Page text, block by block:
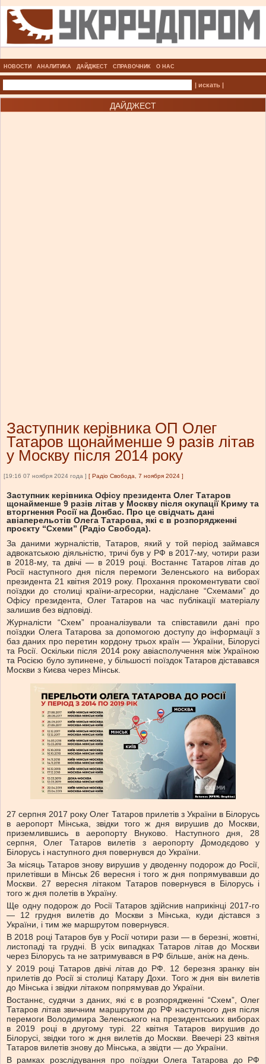
НОВОСТИ АНАЛИТИКА ДАЙДЖЕСТ СПРАВОЧНИК О НАС
| искать |
ДАЙДЖЕСТ
Заступник керівника ОП Олег
Татаров щонайменше 9 разів літав
у Москву після 2014 року
[19:16 07 ноября 2024 года ] [ Радіо Свобода, 7 ноября 2024 ]
Заступник керівника Офісу президента Олег Татаров
щонайменше 9 разів літав у Москву після окупації Криму та
вторгнення Росії на Донбас. Про це свідчать дані
авіаперельотів Олега Татарова, які є в розпорядженні
проєкту “Схеми” (Радіо Свобода).
За даними журналістів, Татаров, який у той період займався
адвокатською діяльністю, тричі був у РФ в 2017-му, чотири рази
в 2018-му, та двічі — в 2019 році. Востаннє Татаров літав до
Росії наступного дня після перемоги Зеленського на виборах
президента 21 квітня 2019 року. Прохання прокоментувати свої
поїздки до столиці країни-агресорки, надіслане “Схемами” до
Офісу президента, Олег Татаров на час публікації матеріалу
залишив без відповіді.
Журналісти “Схем” проаналізували та співставили дані про
поїздки Олега Татарова за допомогою доступу до інформації з
баз даних про перетин кордону трьох країн — України, Білорусі
та Росії. Оскільки після 2014 року авіасполучення між Україною
та Росією було зупинене, у більшості поїздок Татаров діставався
Москви з Києва через Мінськ.
27 серпня 2017 року Олег Татаров прилетів з України в Білорусь
в аеропорт Мінська, звідки того ж дня вирушив до Москви,
приземлившись в аеропорту Внуково. Наступного дня, 28
серпня, Олег Татаров вилетів з аеропорту Домодєдово у
Білорусь і наступного дня повернувся до України.
За місяць Татаров знову вирушив у дводенну подорож до Росії,
прилетівши в Мінськ 26 вересня і того ж дня попрямувавши до
Москви. 27 вересня літаком Татаров повернувся в Білорусь і
того ж дня полетів в Україну.
Ще одну подорож до Росії Татаров здійснив наприкінці 2017-го
— 12 грудня вилетів до Москви з Мінська, куди дістався з
України, і тим же маршрутом повернувся.
В 2018 році Татаров був у Росії чотири рази — в березні, жовтні,
листопаді та грудні. В усіх випадках Татаров літав до Москви
через Білорусь та не затримувався в РФ більше, аніж на день.
У 2019 році Татаров двічі літав до РФ. 12 березня зранку він
прилетів до Росії зі столиці Катару Дохи. Того ж дня він вилетів
до Мінська і звідки літаком попрямував до України.
Востаннє, судячи з даних, які є в розпорядженні “Схем”, Олег
Татаров літав звичним маршрутом до РФ наступного дня після
перемоги Володимира Зеленського на президентських виборах
в 2019 році в другому турі. 22 квітня Татаров вирушив до
Білорусі, звідки того ж дня вилетів до Москви. Ввечері 23 квітня
Татаров вилетів знову до Мінська, а звідти — до України.
В рамках розслідування про поїздки Олега Татарова до РФ